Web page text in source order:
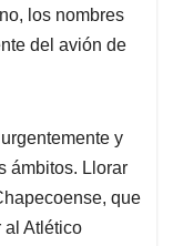
los nombres
del avión de
y
ámbitos. Llorar
que
al Atlético